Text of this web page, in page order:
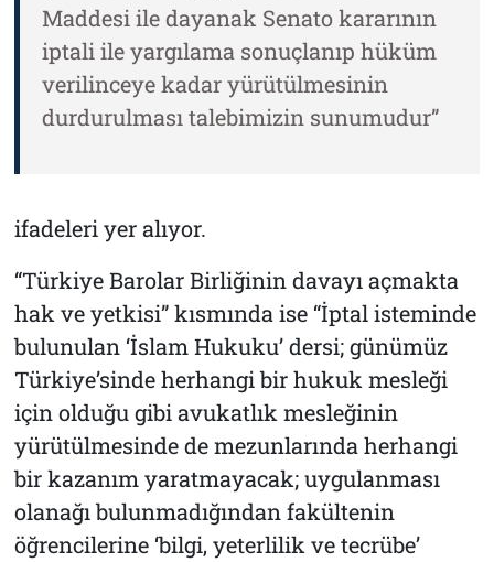
Maddesi ile dayanak Senato kararının
iptali ile yargılama sonuçlanıp hüküm
verilinceye kadar yürütülmesinin
durdurulması talebimizin sunumudur”
ifadeleri yer alıyor.
“Türkiye Barolar Birliğinin davayı açmakta
hak ve yetkisi” kısmında ise “İptal isteminde
bulunulan ‘İslam Hukuku’ dersi; günümüz
Türkiye’sinde herhangi bir hukuk mesleği
için olduğu gibi avukatlık mesleğinin
yürütülmesinde de mezunlarında herhangi
bir kazanım yaratmayacak; uygulanması
olanağı bulunmadığından fakültenin
öğrencilerine ‘bilgi, yeterlilik ve tecrübe’